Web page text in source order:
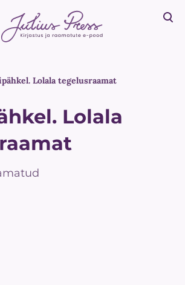
Vaata ostukorvi
Lolala tegelusraamat
Lolala